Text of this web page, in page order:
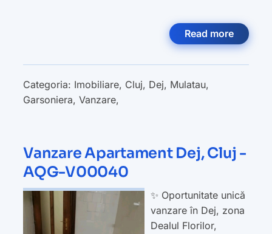
Read more
Categoria: Imobiliare, Cluj, Dej, Mulatau,
Garsoniera, Vanzare,
Vanzare Apartament Dej, Cluj -
AQG-V00040
✨ Oportunitate unică
vanzare în Dej, zona
Dealul Florilor,